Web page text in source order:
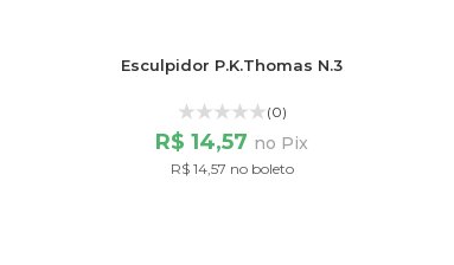
Esculpidor P.K.Thomas N.3
(0)
R$ 14,57 no Pix
R$ 14,57 no boleto